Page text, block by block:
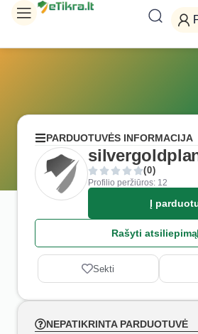
PARDUOTUVĖS INFORMACIJA
(0)
Profilio peržiūros: 12
Į
Rašyti atsiliepimą
Sekti
NEPATIKRINTA PARDUOTUVĖ